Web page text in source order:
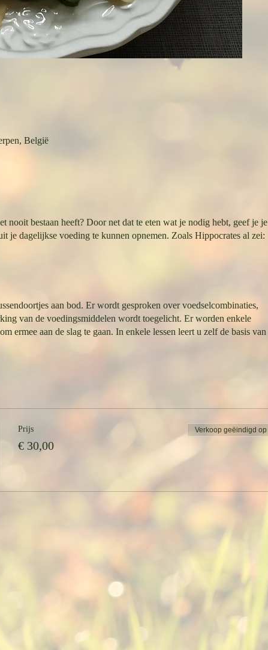
België
nooit bestaan heeft? Door net dat te eten wat je nodig hebt, geef je je
je dagelijkse voeding te kunnen opnemen. Zoals Hippocrates al zei:
aan bod. Er wordt gesproken over voedselcombinaties,
van de voedingsmiddelen wordt toegelicht. Er worden enkele
ermee aan de slag te gaan. In enkele lessen leert u zelf de basis van
in huis om je met degelijke achtergrondinformatie helder uit te
Prijs
€ 30,00
Verkoop geëindigd op